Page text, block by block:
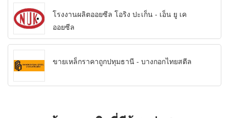
โรงงานผลิตออยซีล โอริง ปะเก็น - เอ็น ยู เค
ออยซีล
ขายเหล็กราคาถูกปทุมธานี - บางกอกไทยสตีล